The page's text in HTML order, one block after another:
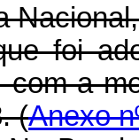
foi
com a
(Anexo